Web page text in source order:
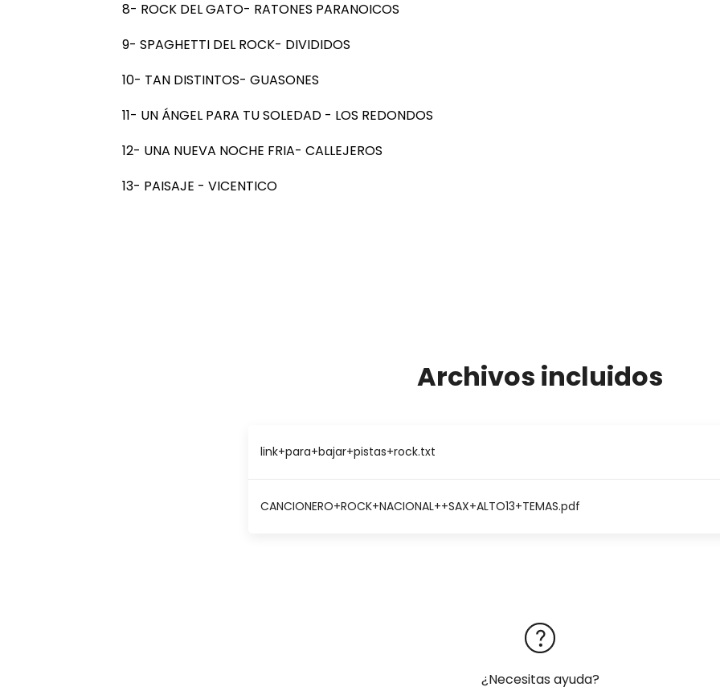
8- ROCK DEL GATO- RATONES PARANOICOS
9- SPAGHETTI DEL ROCK- DIVIDIDOS
10- TAN DISTINTOS- GUASONES
11- UN ÁNGEL PARA TU SOLEDAD - LOS REDONDOS
12- UNA NUEVA NOCHE FRIA- CALLEJEROS
13- PAISAJE - VICENTICO
Archivos incluidos
link+para+bajar+pistas+rock.txt
CANCIONERO+ROCK+NACIONAL++SAX+ALTO13+TEMAS.pdf
¿Necesitas ayuda?